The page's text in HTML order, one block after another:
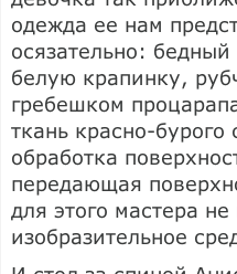
одежда ее нам
осязательно:
белую крапинку,
гребешком
ткань красно-
обработка
передающая
для этого мастера
изобразительное